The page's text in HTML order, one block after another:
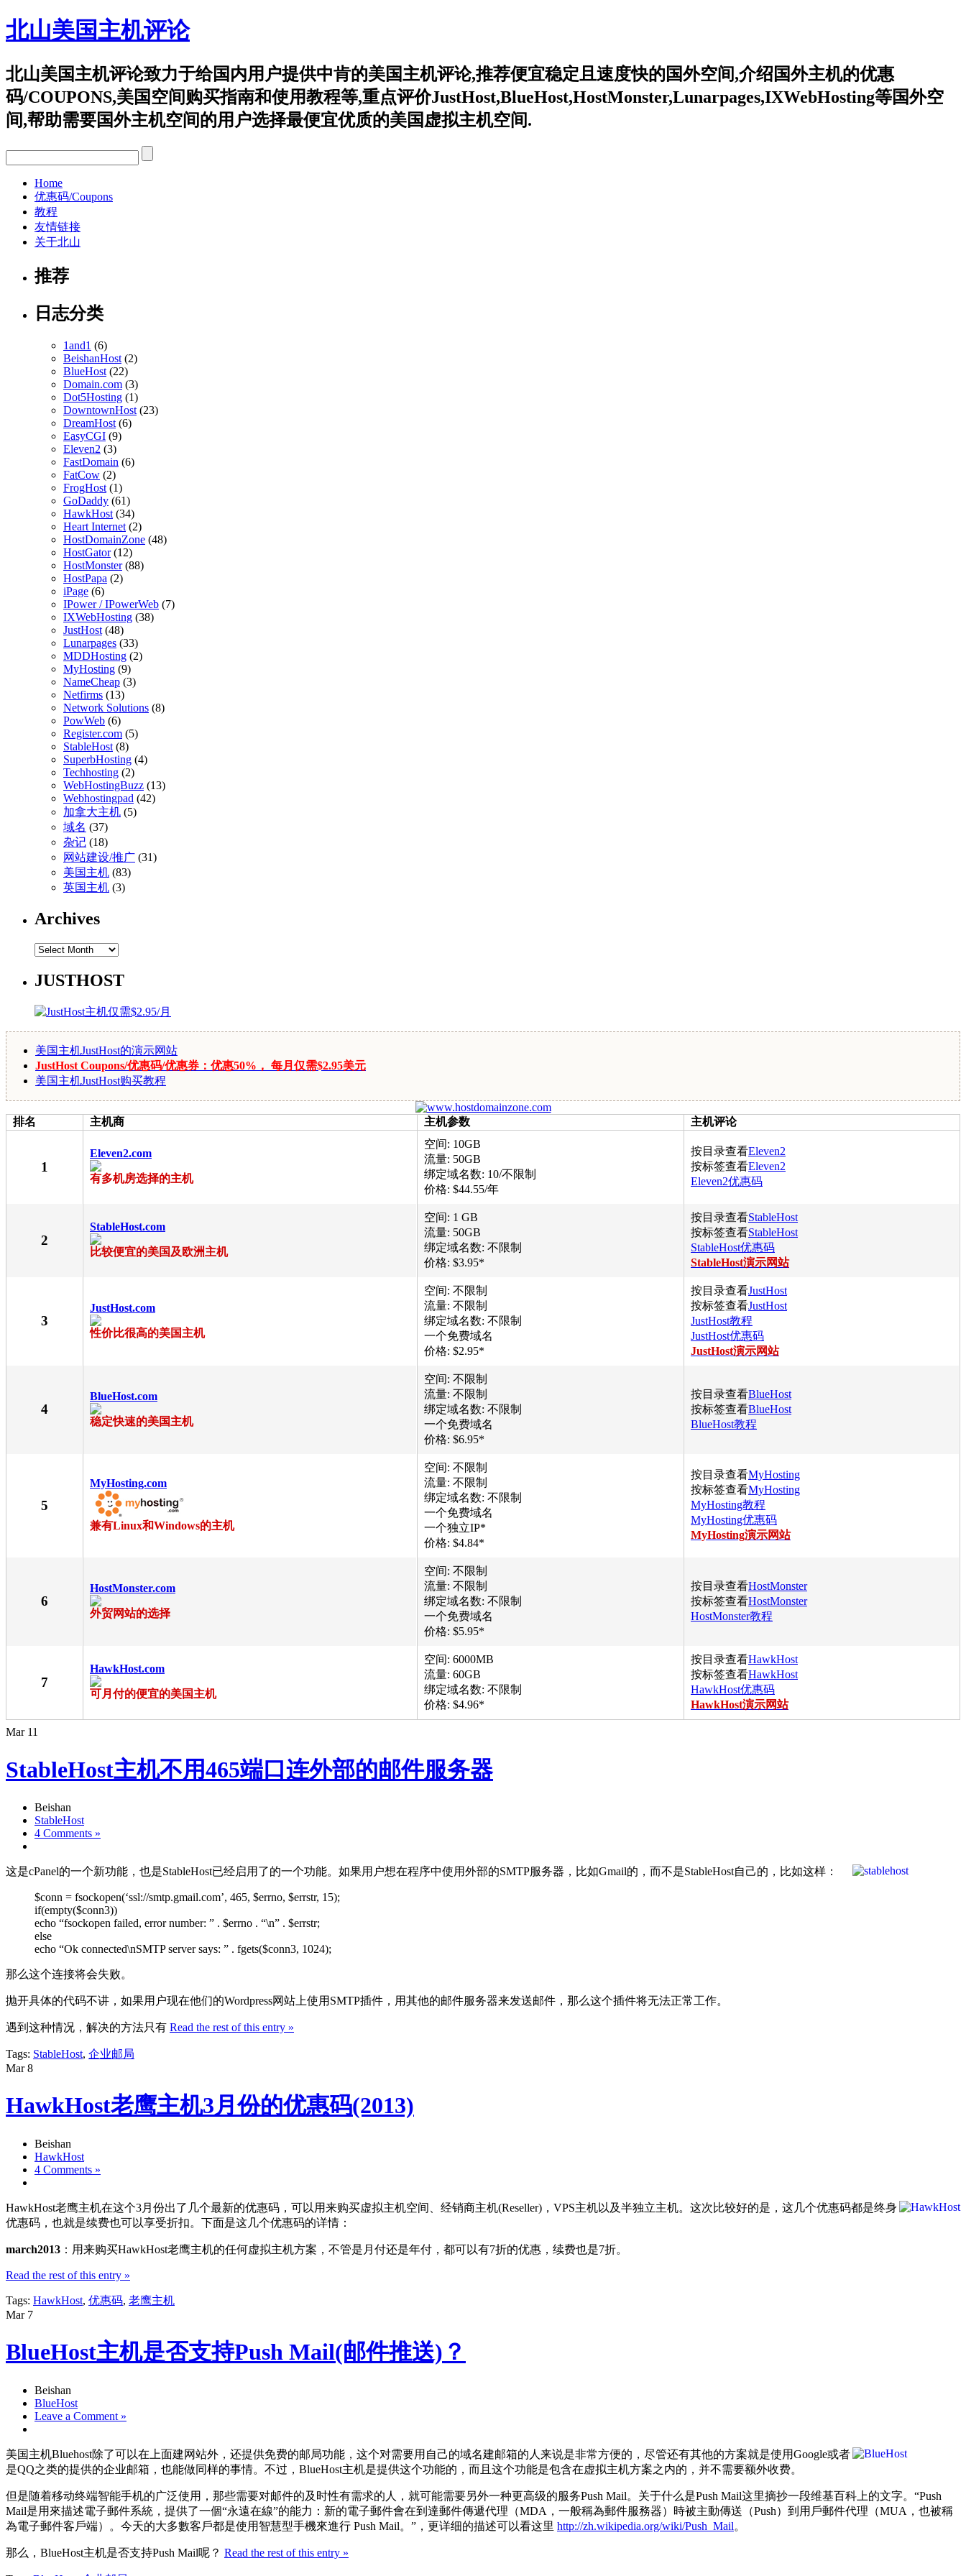
北山美国主机评论
北山美国主机评论致力于给国内用户提供中肯的美国主机评论,推荐便宜稳定且速度快的国外空间,介绍国外主机的优惠
码/COUPONS,美国空间购买指南和使用教程等,重点评价JustHost,BlueHost,HostMonster,Lunarpages,IXWebHosting等国外空
间,帮助需要国外主机空间的用户选择最便宜优质的美国虚拟主机空间.
Home
优惠码/Coupons
教程
友情链接
关于北山
推荐
日志分类
1and1 (6)
BeishanHost (2)
BlueHost (22)
Domain.com (3)
Dot5Hosting (1)
DowntownHost (23)
DreamHost (6)
EasyCGI (9)
Eleven2 (3)
FastDomain (6)
FatCow (2)
FrogHost (1)
GoDaddy (61)
HawkHost (34)
Heart Internet (2)
HostDomainZone (48)
HostGator(12)
HostMonster(88)
HostPapa (2)
iPage (6)
IPower / IPowerWeb (7)
IXWebHosting (38)
JustHost (48)
Lunarpages (33)
MDDHosting (2)
MyHosting (9)
NameCheap (3)
Netfirms (13)
Network Solutions (8)
PowWeb (6)
Register.com (5)
StableHost (8)
SuperbHosting (4)
Techhosting (2)
WebHostingBuzz (13)
Webhostingpad (42)
加拿大主机 (5)
域名 (37)
杂记 (18)
网站建设/推广 (31)
美国主机 (83)
英国主机 (3)
Archives
Archives
JUSTHOST
美国主机JustHost的演示网站
JustHost Coupons/优惠码/优惠券：优惠50%， 每月仅需$2.95美元
美国主机JustHost购买教程
排名 主机商 主机参数 主机评论
1
Eleven2.com
有多机房选择的主机
空间: 10GB
流量: 50GB
绑定域名数: 10/不限制
价格: $44.55/年
按目录查看Eleven2
按标签查看Eleven2
Eleven2优惠码
2
StableHost.com
比较便宜的美国及欧洲主机
空间: 1 GB
流量: 50GB
绑定域名数: 不限制
价格: $3.95*
按目录查看StableHost
按标签查看StableHost
StableHost优惠码
StableHost演示网站
3
JustHost.com
性价比很高的美国主机
空间: 不限制
流量: 不限制
绑定域名数: 不限制
一个免费域名
价格: $2.95*
按目录查看JustHost
按标签查看JustHost
JustHost教程
JustHost优惠码
JustHost演示网站
4
BlueHost.com
稳定快速的美国主机
空间: 不限制
流量: 不限制
绑定域名数: 不限制
一个免费域名
价格: $6.95*
按目录查看BlueHost
按标签查看BlueHost
BlueHost教程
5
MyHosting.com
兼有Linux和Windows的主机
空间: 不限制
流量: 不限制
绑定域名数: 不限制
一个免费域名
一个独立IP*
价格: $4.84*
按目录查看MyHosting
按标签查看MyHosting
MyHosting教程
MyHosting优惠码
MyHosting演示网站
6
HostMonster.com
外贸网站的选择
空间: 不限制
流量: 不限制
绑定域名数: 不限制
一个免费域名
价格: $5.95*
按目录查看HostMonster
按标签查看HostMonster
HostMonster教程
7
HawkHost.com
可月付的便宜的美国主机
空间: 6000MB
流量: 60GB
绑定域名数: 不限制
价格: $4.96*
按目录查看HawkHost
按标签查看HawkHost
HawkHost优惠码
HawkHost演示网站
Mar 11
StableHost主机不用465端口连外部的邮件服务器
Beishan
StableHost
4 Comments »
这是cPanel的一个新功能，也是StableHost已经启用了的一个功能。如果用户想在程序中使用外部的SMTP服务器，比如Gmail的，而不是StableHost自己的，比如这样：
$conn = fsockopen(‘ssl://smtp.gmail.com’, 465, $errno, $errstr, 15);
if(empty($conn3))
echo “fsockopen failed, error number: ” . $errno . “\n” . $errstr;
else
echo “Ok connected\nSMTP server says: ” . fgets($conn3, 1024);
那么这个连接将会失败。
抛开具体的代码不讲，如果用户现在他们的Wordpress网站上使用SMTP插件，用其他的邮件服务器来发送邮件，那么这个插件将无法正常工作。
遇到这种情况，解决的方法只有 Read the rest of this entry »
Tags: StableHost, 企业邮局
Mar 8
HawkHost老鹰主机3月份的优惠码(2013)
Beishan
HawkHost
4 Comments »
HawkHost老鹰主机在这个3月份出了几个最新的优惠码，可以用来购买虚拟主机空间、经销商主机(Reseller)，VPS主机以及半独立主机。这次比较好的是，这几个优惠码都是终身
优惠码，也就是续费也可以享受折扣。下面是这几个优惠码的详情：
march2013 ：用来购买HawkHost老鹰主机的任何虚拟主机方案，不管是月付还是年付，都可以有7折的优惠，续费也是7折。
Read the rest of this entry »
Tags: HawkHost, 优惠码, 老鹰主机
Mar 7
BlueHost主机是否支持Push Mail(邮件推送)？
Beishan
BlueHost
Leave a Comment »
美国主机Bluehost除了可以在上面建网站外，还提供免费的邮局功能，这个对需要用自己的域名建邮箱的人来说是非常方便的，尽管还有其他的方案就是使用Google或者
是QQ之类的提供的企业邮箱，也能做同样的事情。不过，BlueHost主机是提供这个功能的，而且这个功能是包含在虚拟主机方案之内的，并不需要额外收费。
但是随着移动终端智能手机的广泛使用，那些需要对邮件的及时性有需求的人，就可能需要另外一种更高级的服务Push Mail。关于什么是Push Mail这里摘抄一段维基百科上的文字。“Push
Mail是用來描述電子郵件系統，提供了一個“永遠在線”的能力：新的電子郵件會在到達郵件傳遞代理（MDA，一般稱為郵件服務器）時被主動傳送（Push）到用戶郵件代理（MUA，也被稱
為電子郵件客戶端）。今天的大多數客戶都是使用智慧型手機來進行 Push Mail。”，更详细的描述可以看这里 http://zh.wikipedia.org/wiki/Push_Mail。
那么，BlueHost主机是否支持Push Mail呢？ Read the rest of this entry »